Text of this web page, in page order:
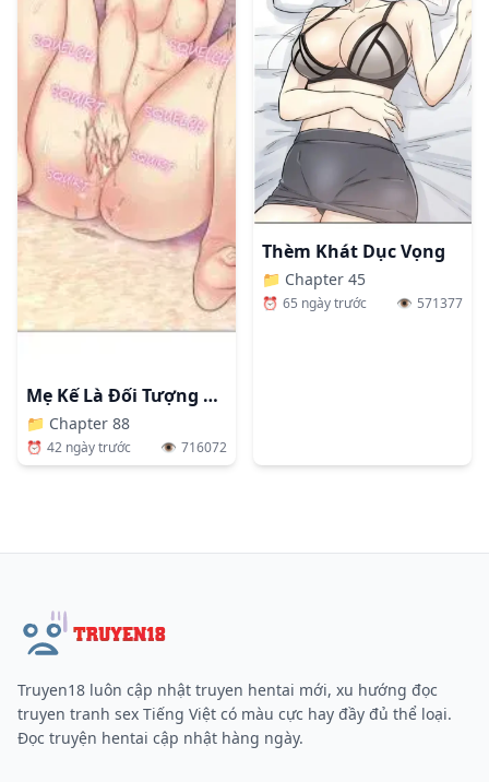
Mẹ Kế Là Đối Tượng Làm Tình Của Tôi
📁 Chapter 88
⏰ 42 ngày trước 👁️ 716072
Thèm Khát Dục Vọng
📁 Chapter 45
⏰ 65 ngày trước 👁️ 571377
Truyen18 luôn cập nhật truyen hentai mới, xu hướng đọc
truyen tranh sex Tiếng Việt có màu cực hay đầy đủ thể loại.
Đọc truyện hentai cập nhật hàng ngày.